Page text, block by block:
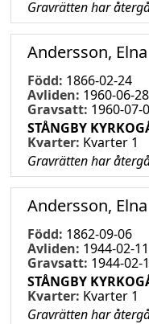
Gravrätten har
Andersson, Elna
Född: 1866-02-24
Avliden: 1960-06-28
Gravsatt: 1960-07-
STÅNGBY
Kvarter: Kvarter 1
Gravrätten har
Andersson, Elna
Född: 1862-09-06
Avliden: 1944-02-11
Gravsatt: 1944-02-
STÅNGBY
Kvarter: Kvarter 1
Gravrätten har